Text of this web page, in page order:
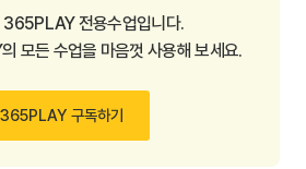
365PLAY 전용수업입니다.
모든 수업을 마음껏 사용해 보세요.
365PLAY 구독하기